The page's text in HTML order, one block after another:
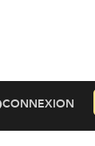
CONNEXION